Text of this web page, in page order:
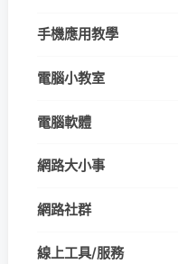
手機應用教學
電腦小教室
電腦軟體
網路大小事
網路社群
線上工具/服務